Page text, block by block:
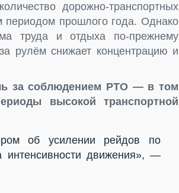
дорожно-транспортных
периодом прошлого года. Однако
труда и отдыха по-прежнему
за рулём снижает концентрацию и
за соблюдением РТО — в том
высокой транспортной
об усилении рейдов по
движения», —